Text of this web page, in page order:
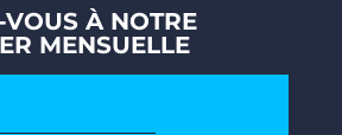
À NOTRE
MENSUELLE